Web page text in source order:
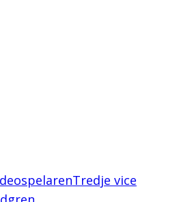
Tredje vice